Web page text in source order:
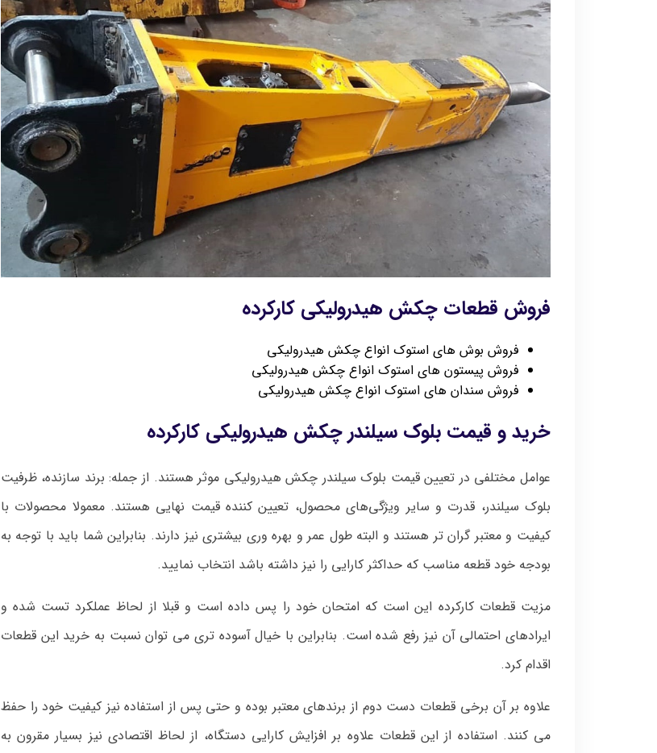
فروش قطعات چکش هیدرولیکی کارکرده
فروش بوش های استوک انواع چکش هیدرولیکی
فروش پیستون های استوک انواع چکش هیدرولیکی
فروش سندان های استوک انواع چکش هیدرولیکی
خرید و قیمت بلوک سیلندر چکش هیدرولیکی کارکرده
عوامل مختلفی در تعیین قیمت بلوک سیلندر چکش هیدرولیکی موثر هستند. از جمله: برند سازنده، ظرفیت
بلوک سیلندر، قدرت و سایر ویژگی‌های محصول، تعیین کننده قیمت نهایی هستند. معمولا محصولات با
کیفیت و معتبر گران تر هستند و البته طول عمر و بهره وری بیشتری نیز دارند. بنابراین شما باید با توجه به
بودجه خود قطعه مناسب که حداکثر کارایی را نیز داشته باشد انتخاب نمایید.
مزیت قطعات کارکرده این است که امتحان خود را پس داده است و قبلا از لحاظ عملکرد تست شده و
ایرادهای احتمالی آن نیز رفع شده است. بنابراین با خیال آسوده تری می توان نسبت به خرید این قطعات
اقدام کرد.
علاوه بر آن برخی قطعات دست دوم از برندهای معتبر بوده و حتی پس از استفاده نیز کیفیت خود را حفظ
می کنند. استفاده از این قطعات علاوه بر افزایش کارایی دستگاه، از لحاظ اقتصادی نیز بسیار مقرون به